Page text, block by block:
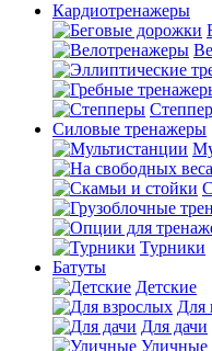
Кардиотренажеры
Силовые тренажеры
Турники
Батуты
Детские
Для
Для дачи
Уличные